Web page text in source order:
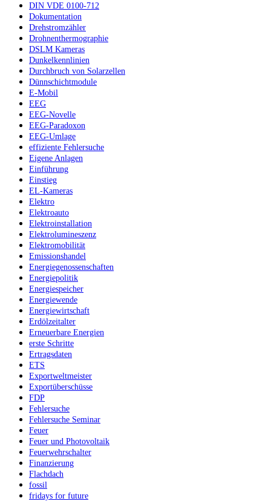
DIN VDE 0100-712
Dokumentation
Drehstromzähler
Drohnenthermographie
DSLM Kameras
Dunkelkennlinien
Durchbruch von Solarzellen
Dünnschichtmodule
E-Mobil
EEG
EEG-Novelle
EEG-Paradoxon
EEG-Umlage
effiziente Fehlersuche
Eigene Anlagen
Einführung
Einstieg
EL-Kameras
Elektro
Elektroauto
Elektroinstallation
Elektrolumineszenz
Elektromobilität
Emissionshandel
Energiegenossenschaften
Energiepolitik
Energiespeicher
Energiewende
Energiewirtschaft
Erdölzeitalter
Erneuerbare Energien
erste Schritte
Ertragsdaten
ETS
Exportweltmeister
Exportüberschüsse
FDP
Fehlersuche
Fehlersuche Seminar
Feuer
Feuer und Photovoltaik
Feuerwehrschalter
Finanzierung
Flachdach
fossil
fridays for future